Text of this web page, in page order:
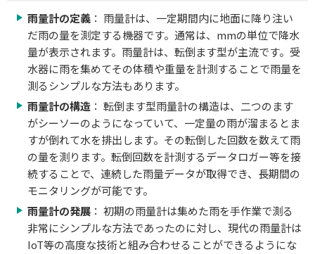
雨量計の定義： 雨量計は、一定期間内に地面に降り注い
だ雨の量を測定する機器です。通常は、mmの単位で降水
量が表示されます。雨量計は、転倒ます型が主流です。受
水器に雨を集めてその体積や重量を計測することで雨量を
測るシンプルな方法もあります。
雨量計の構造： 転倒ます型雨量計の構造は、二つのます
がシーソーのようになっていて、一定量の雨が溜まるとま
すが倒れて水を排出します。その転倒した回数を数えて雨
の量を測ります。転倒回数を計測するデータロガー等を接
続することで、連続した雨量データが取得でき、長期間の
モニタリングが可能です。
雨量計の発展： 初期の雨量計は集めた雨を手作業で測る
非常にシンプルな方法であったのに対し、現代の雨量計は
IoT等の高度な技術と組み合わせることができるようにな